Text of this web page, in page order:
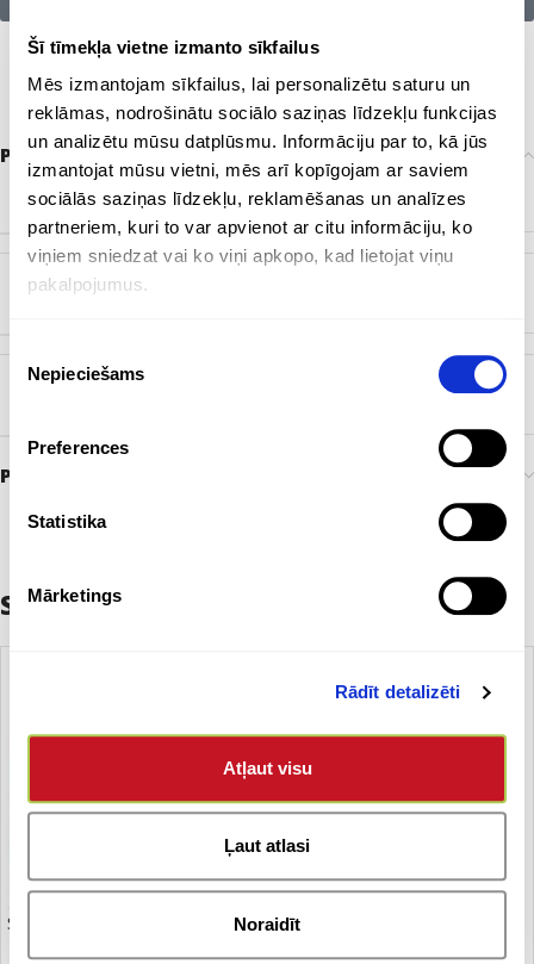
Šī tīmekļa vietne izmanto sīkfailus
Mēs izmantojam sīkfailus, lai personalizētu saturu un
reklāmas, nodrošinātu sociālo saziņas līdzekļu funkcijas
un analizētu mūsu datplūsmu. Informāciju par to, kā jūs
izmantojat mūsu vietni, mēs arī kopīgojam ar saviem
sociālās saziņas līdzekļu, reklamēšanas un analīzes
partneriem, kuri to var apvienot ar citu informāciju, ko
viņiem sniedzat vai ko viņi apkopo, kad lietojat viņu
pakalpojumus.
izvēle
Nepieciešams
Preferences
Statistika
Mārketings
Rādīt detalizēti
Atļaut visu
Ļaut atlasi
Noraidīt
Papildu informācija
ZĪMOLS
Bez zīmola
KRĀSA
Preces pasūtīšana un piegāde
Saistītie produkti
Sporta maisiņš